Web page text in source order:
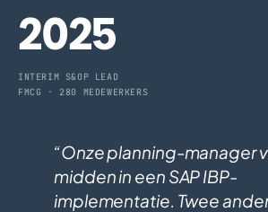
2025
INTERIM S&OP LEAD
FMCG · 280 MEDEWERKERS
Onze planning-manager
midden in een SAP IBP-
implementatie. Twee